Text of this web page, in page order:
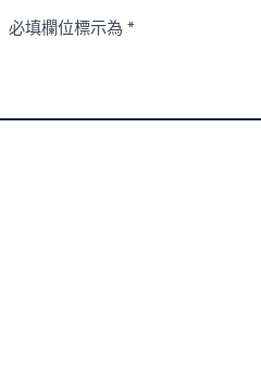
必填欄位標示為 *